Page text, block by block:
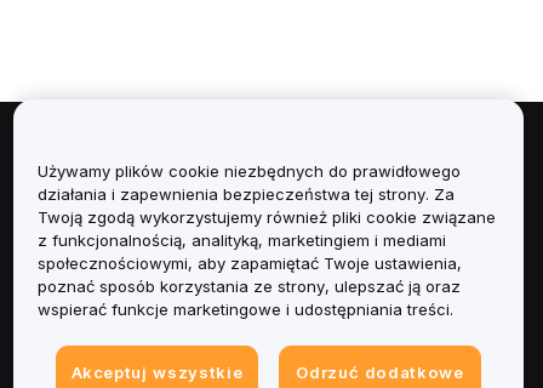
Informacje
Usługi
Obsługa Klienta
Używamy plików cookie niezbędnych do prawidłowego
działania i zapewnienia bezpieczeństwa tej strony. Za
Twoją zgodą wykorzystujemy również pliki cookie związane
z funkcjonalnością, analityką, marketingiem i mediami
społecznościowymi, aby zapamiętać Twoje ustawienia,
poznać sposób korzystania ze strony, ulepszać ją oraz
wspierać funkcje marketingowe i udostępniania treści.
Akceptuj wszystkie
Odrzuć dodatkowe